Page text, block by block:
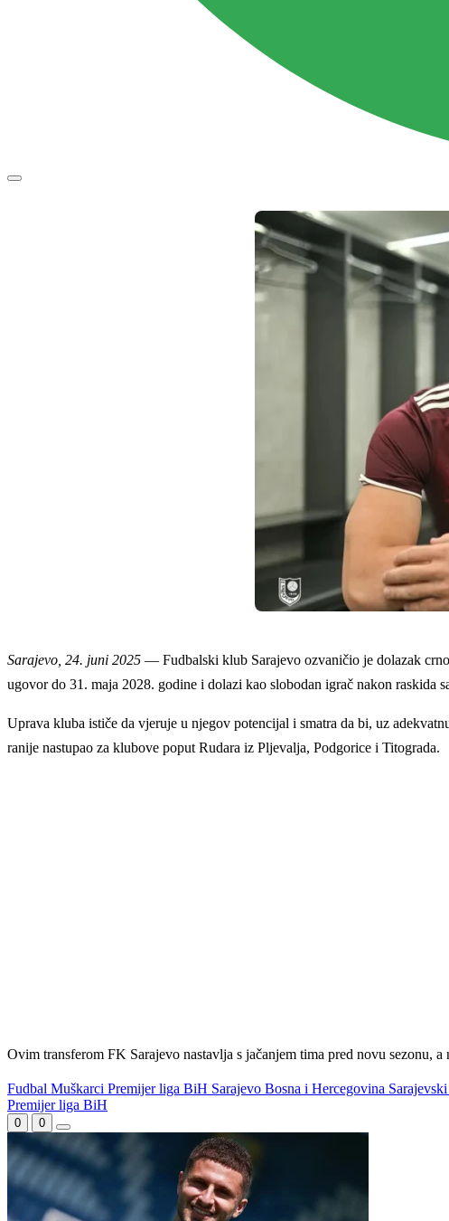
Sarajevo, 24. juni 2025 — Fudbalski klub Sarajevo ozvaničio je dolazak
ugovor do 31. maja 2028. godine i dolazi kao slobodan igrač nakon raskida
Uprava kluba ističe da vjeruje u njegov potencijal i smatra da bi, uz
ranije nastupao za klubove poput Rudara iz Pljevalja, Podgorice i Titograda.
Ovim transferom FK Sarajevo nastavlja s jačanjem tima pred novu sezonu,
Fudbal Muškarci Premijer liga BiH Sarajevo Bosna i Hercegovina
WEB PREPORUKE
Sloboda krenula po povratak u elitu: Cilj je jasan – ekspresni
povratak u Premijer ligu BiH